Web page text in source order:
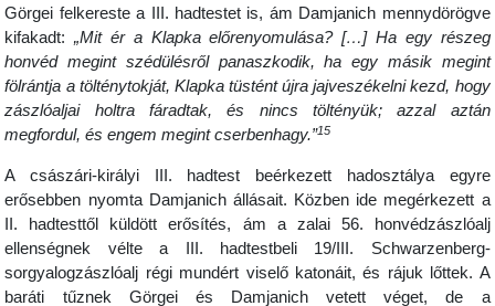
Görgei felkereste a III. hadtestet is, ám Damjanich mennydörögve
kifakadt:„Mit ér a Klapka előrenyomulása? […] Ha egy részeg
honvéd megint szédülésről panaszkodik, ha egy másik megint
fölrántja a tölténytokját, Klapka tüstént újra jajveszékelni kezd, hogy
zászlóaljai holtra fáradtak, és nincs töltényük; azzal aztán
megfordul, és engem megint cserbenhagy.”15
A császári-királyi III. hadtest beérkezett hadosztálya egyre
erősebben nyomta Damjanich állásait. Közben ide megérkezett a
II. hadtesttől küldött erősítés, ám a zalai 56. honvédzászlóalj
ellenségnek vélte a III. hadtestbeli 19/III. Schwarzenberg-
sorgyalogzászlóalj régi mundért viselő katonáit, és rájuk lőttek. A
baráti tűznek Görgei és Damjanich vetett véget, de a